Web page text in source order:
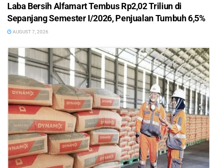
Laba Bersih Alfamart Tembus Rp2,02 Triliun di
Sepanjang Semester I/2026, Penjualan Tumbuh 6,5%
AUGUST 7, 2026